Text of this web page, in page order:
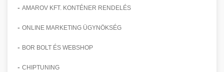
- AMAROV KFT. KONTÉNER RENDELÉS
- ONLINE MARKETING ÜGYNÖKSÉG
- BOR BOLT ÉS WEBSHOP
- CHIPTUNING